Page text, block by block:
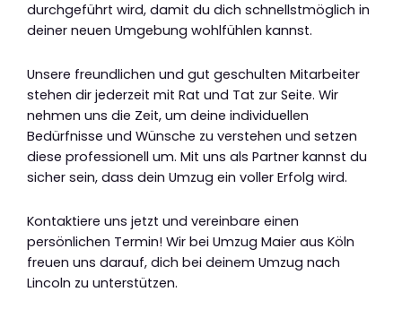
durchgeführt wird, damit du dich schnellstmöglich in
deiner neuen Umgebung wohlfühlen kannst.
Unsere freundlichen und gut geschulten Mitarbeiter
stehen dir jederzeit mit Rat und Tat zur Seite. Wir
nehmen uns die Zeit, um deine individuellen
Bedürfnisse und Wünsche zu verstehen und setzen
diese professionell um. Mit uns als Partner kannst du
sicher sein, dass dein Umzug ein voller Erfolg wird.
Kontaktiere uns jetzt und vereinbare einen
persönlichen Termin! Wir bei Umzug Maier aus Köln
freuen uns darauf, dich bei deinem Umzug nach
Lincoln zu unterstützen.